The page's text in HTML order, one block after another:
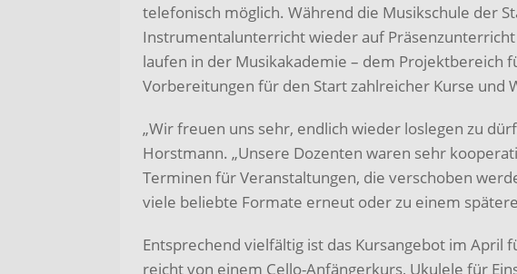
telefonisch möglich. Während die Musikschule der
Instrumentalunterricht wieder auf
laufen in der Musikakademie – dem Projektbereich
Vorbereitungen für den Start zahlreicher Kurse und
„Wir freuen uns sehr, endlich wieder loslegen zu
Horstmann. „Unsere Dozenten waren sehr
Terminen für Veranstaltungen, die verschoben
viele beliebte Formate erneut oder zu einem
Entsprechend vielfältig ist das Kursangebot im April
reicht von einem Cello-Anfängerkurs, Ukulele für